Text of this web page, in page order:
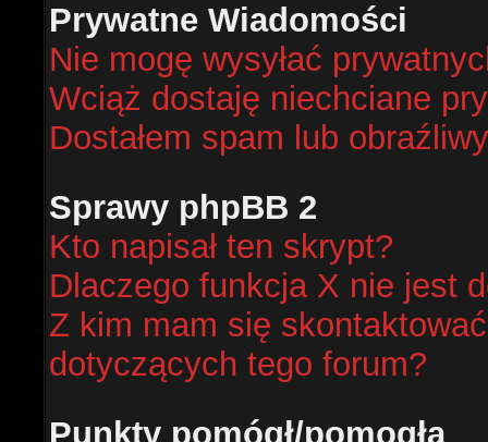
Prywatne Wiadomości
Nie mogę wysyłać
Wciąż dostaję niechciane
Dostałem spam lub
Sprawy phpBB 2
Kto napisał ten skrypt?
Dlaczego funkcja X nie jest
Z kim mam się
dotyczących tego forum?
Punkty pomógł/pomogła